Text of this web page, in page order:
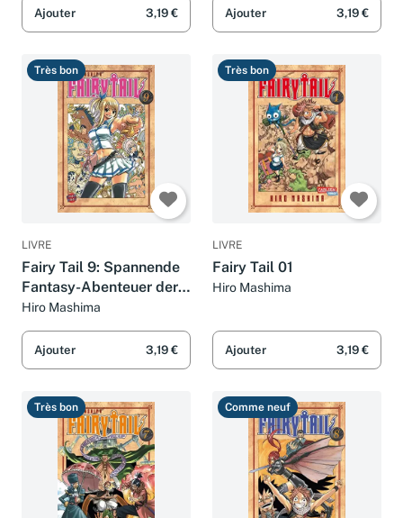
Ajouter 3,19 € Ajouter 3,19 €
Très bon
LIVRE
Fairy Tail 9: Spannende
Fantasy-Abenteuer der
berühmtesten
Magiergilde der Welt
Hiro Mashima
Ajouter 3,19 €
Très bon
LIVRE
Fairy Tail 01
Hiro Mashima
Ajouter 3,19 €
Très bon Comme neuf